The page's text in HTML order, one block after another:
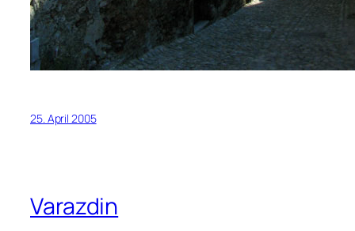
25. April 2005
Varazdin